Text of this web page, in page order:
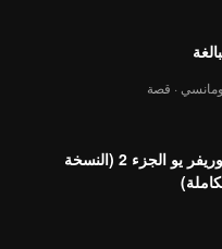
介质id上
传-844875484280
介质id上
传-846156971424
· قصة
فوريفر يو الجزء 2 (النسخة